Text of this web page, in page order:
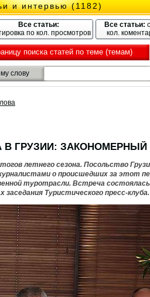
и интервью (1182)
Все статьи:
по кол. просмотров
Все статьи:
кол.
поиска статей по теме (темам)
слову
В ГРУЗИИ: ЗАКОНОМЕРНЫЙ
летнего сезона. Посольство
о происшедших за этот
туротрасли. Встреча
заседания Туристического пресс-клуба.